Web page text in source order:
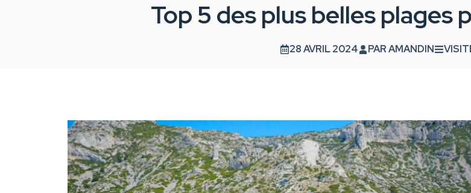
Top 5 des plus belles plages
28 AVRIL 2024 PARAMANDIN